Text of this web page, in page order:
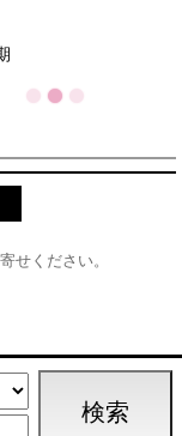
せください。